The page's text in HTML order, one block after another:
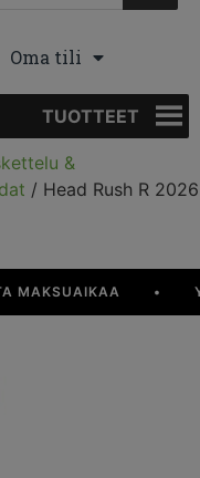
Oma tili
TUOTTEET
&
/ Head Rush R 2026
YLI